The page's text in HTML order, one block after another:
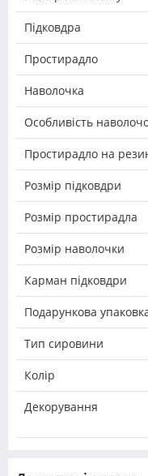
Підковдра
Простирадло
Наволочка
Особливість
Простирадло на
Розмір підковдри
Розмір простирадла
Розмір наволочки
Карман підковдри
Подарункова
Тип сировини
Колір
Декорування